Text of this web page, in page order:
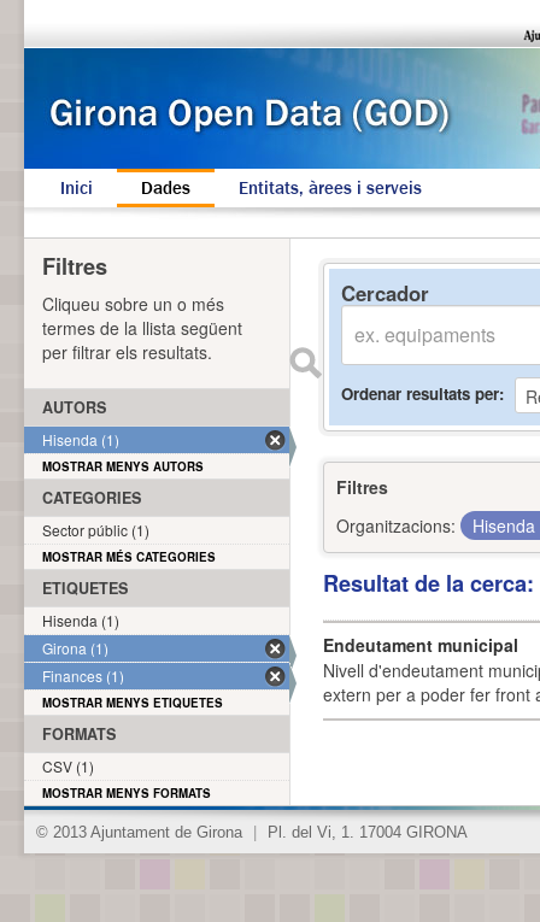
Inici Dades Entitats, àrees i serveis
Cercador
Ordenar resultats per
Filtres
Organitzacions:
Hisenda
Resultat de la
Endeutament municipal
Nivell d'endeutament
extern per a poder fer front
Filtres
Cliqueu sobre un o més
termes de la llista següent
per filtrar els resultats.
AUTORS
Hisenda (1)
MOSTRAR MENYS AUTORS
CATEGORIES
Sector públic (1)
MOSTRAR MÉS CATEGORIES
ETIQUETES
Hisenda (1)
Girona (1)
Finances (1)
MOSTRAR MENYS ETIQUETES
FORMATS
CSV (1)
MOSTRAR MENYS FORMATS
© 2013 Ajuntament de Girona Pl. del Vi, 1. 17004 GIRONA